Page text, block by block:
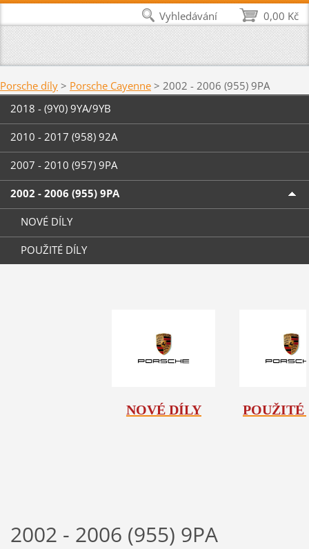
Porsche díly > Porsche Cayenne > 2002 - 2006 (955) 9PA
2018 - (9Y0) 9YA/9YB
2010 - 2017 (958) 92A
2007 - 2010 (957) 9PA
2002 - 2006 (955) 9PA
NOVÉ DÍLY
POUŽITÉ DÍLY
NOVÉ DÍLY POUŽITÉ
2002 - 2006 (955) 9PA
0,00 Kč
Vyhledávání